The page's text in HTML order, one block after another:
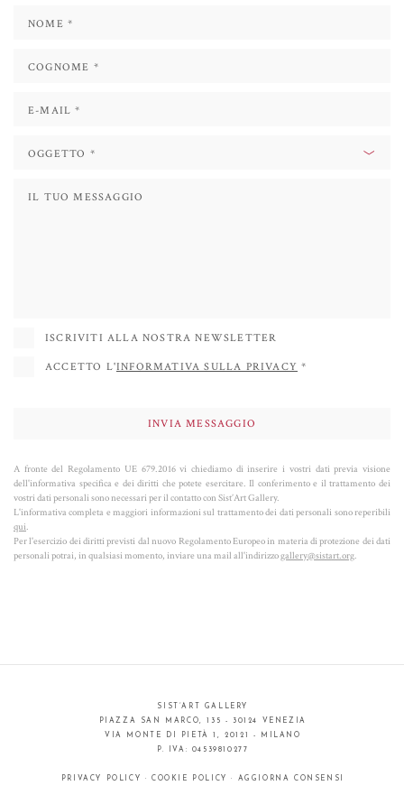
coltiva presto anche un grande interesse per le installazioni interattive.
Sist’Art Gallery, Venezia.
ISCRIVITI ALLA NOSTRA NEWSLETTER
ACCETTO L'INFORMATIVA SULLA PRIVACY *
A fronte del Regolamento UE 679.2016 vi chiediamo di inserire i vostri dati previa visione
dell'informativa specifica e dei diritti che potete esercitare. Il conferimento e il trattamento dei
vostri dati personali sono necessari per il contatto con Sist’Art Gallery.
L'informativa completa e maggiori informazioni sul trattamento dei dati personali sono reperibili
qui.
Per l'esercizio dei diritti previsti dal nuovo Regolamento Europeo in materia di protezione dei dati
personali potrai, in qualsiasi momento, inviare una mail all'indirizzogallery@sistart.org.
SIST’ART GALLERY
PIAZZA SAN MARCO, 135 - 30124 VENEZIA
VIA MONTE DI PIETÀ 1, 20121 - MILANO
P. IVA: 04539810277
PRIVACY POLICY · COOKIE POLICY · AGGIORNA CONSENSI